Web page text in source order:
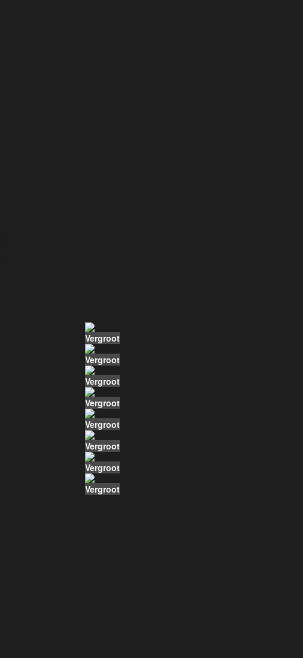
Vergroot
Vergroot
Vergroot
Vergroot
Vergroot
Vergroot
Vergroot
Vergroot